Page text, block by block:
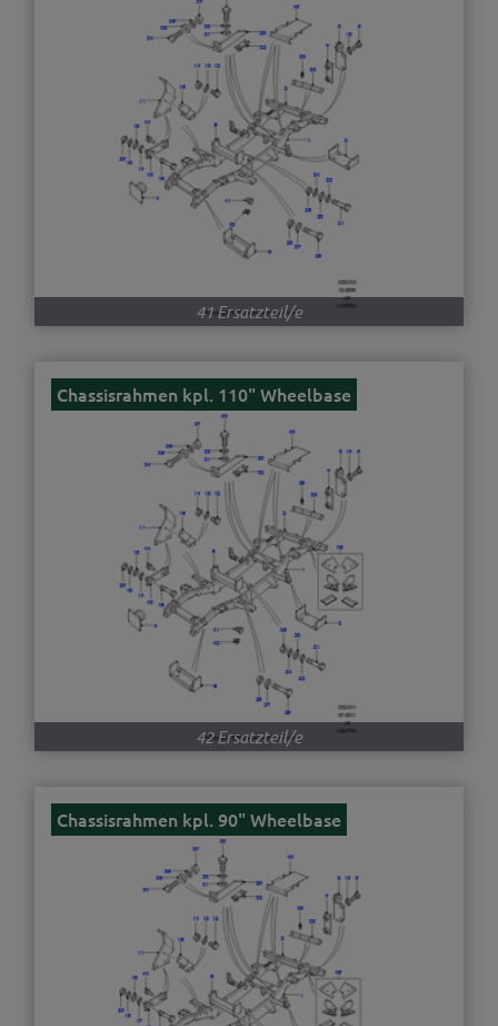
41 Ersatzteil/e
Chassisrahmen kpl. 110" Wheelbase
42 Ersatzteil/e
Chassisrahmen kpl. 90" Wheelbase